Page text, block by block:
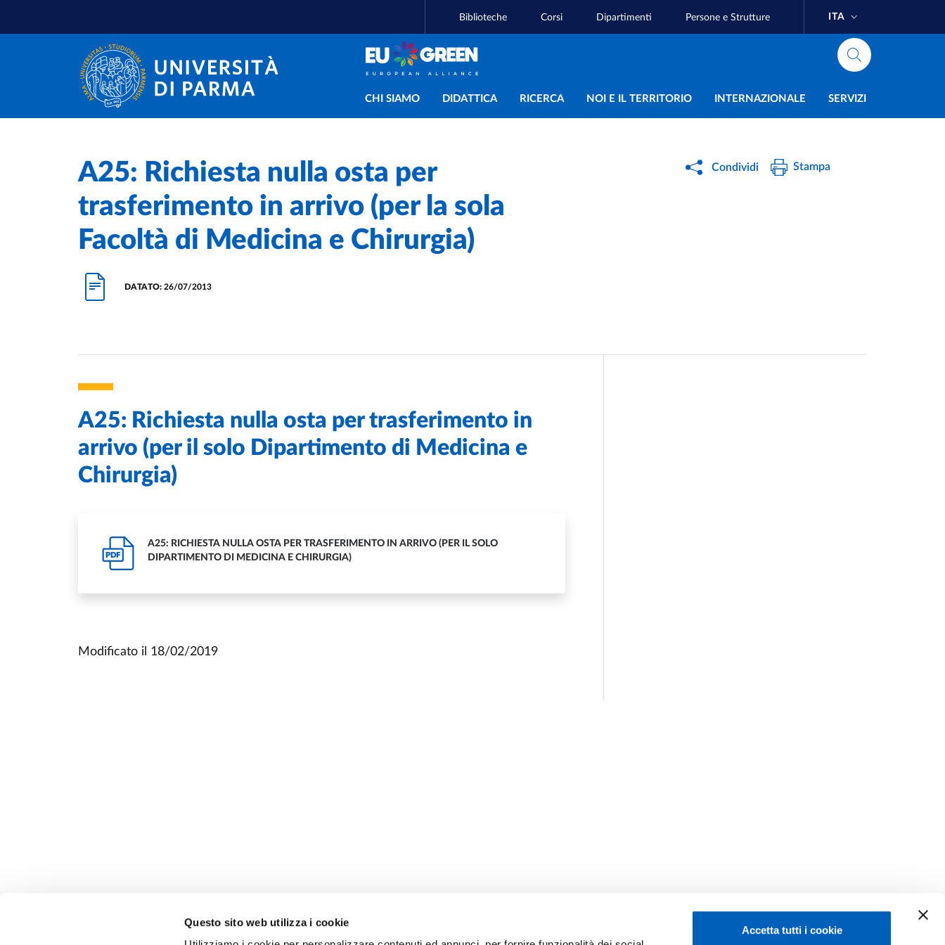
Questo sito web utilizza i cookie
Accetta tutti i cookie
Biblioteche Corsi Dipartimenti Persone e Strutture ITA
Navigazione principale
CHI SIAMO DIDATTICA RICERCA NOI E IL TERRITORIO INTERNAZIONALE SERVIZI
Home /
A25: Richiesta nulla osta per
trasferimento in arrivo (per la sola
Facoltà di Medicina e Chirurgia)
DATATO: 26/07/2013
Condividi Stampa
A25: Richiesta nulla osta per trasferimento in
arrivo (per il solo Dipartimento di Medicina e
Chirurgia)
PDF
A25: RICHIESTA NULLA OSTA PER TRASFERIMENTO IN ARRIVO (PER IL SOLO
DIPARTIMENTO DI MEDICINA E CHIRURGIA)
Modificato il 18/02/2019